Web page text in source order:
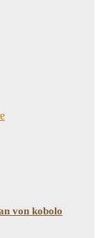
von kobolo